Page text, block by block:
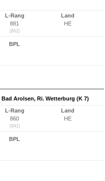
L-Rang
881
(862)
Land
HE
BPL
Arolsen, Ri. Wetterburg (K 7)
L-Rang
860
(841)
Land
HE
BPL